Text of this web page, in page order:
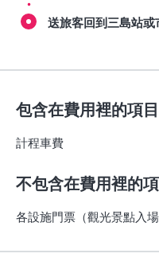
送旅客回到三島站或
包含在費用裡的項目
計程車費
不包含在費用裡的
各設施門票（觀光景點入